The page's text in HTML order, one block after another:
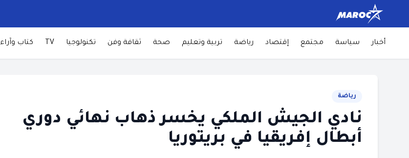
أخبار سياسة مجتمع إقتصاد رياضة تربية وتعليم صحة ثقافة وفن تكنولوجيا TV كتاب وآراء
رياضة
نادي الجيش الملكي يخسر ذهاب نهائي دوري
أبطال إفريقيا في بريتوريا